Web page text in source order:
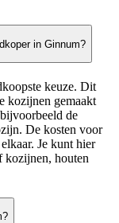
in Ginnum?
keuze. Dit
kozijnen gemaakt
de
De kosten voor
Je kunt hier
kozijnen, houten